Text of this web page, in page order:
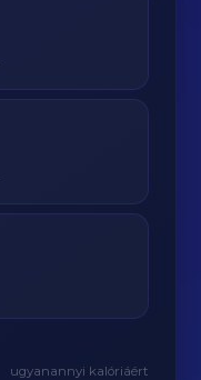
ugyanannyi kalóriáért